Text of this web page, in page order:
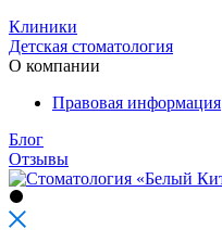
Клиники
Детская стоматология
О компании
Правовая информация
Блог
Отзывы